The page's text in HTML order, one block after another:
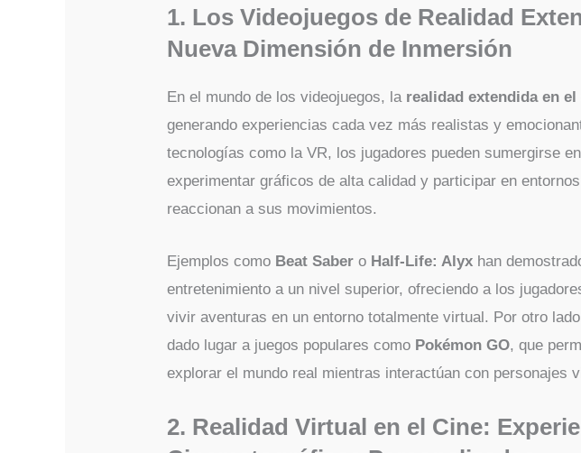
1. Los Videojuegos de Realidad
Nueva Dimensión de Inmersión
En el mundo de los videojuegos, la realidad extendida en
generando experiencias cada vez más realistas y
tecnologías como la VR, los jugadores pueden sumergirse
experimentar gráficos de alta calidad y participar en
reaccionan a sus movimientos.
Ejemplos como Beat Saber o Half-Life: Alyx han
entretenimiento a un nivel superior, ofreciendo a los
vivir aventuras en un entorno totalmente virtual. Por otro
dado lugar a juegos populares como Pokémon GO, que
explorar el mundo real mientras interactúan con personajes
2. Realidad Virtual en el Cine: